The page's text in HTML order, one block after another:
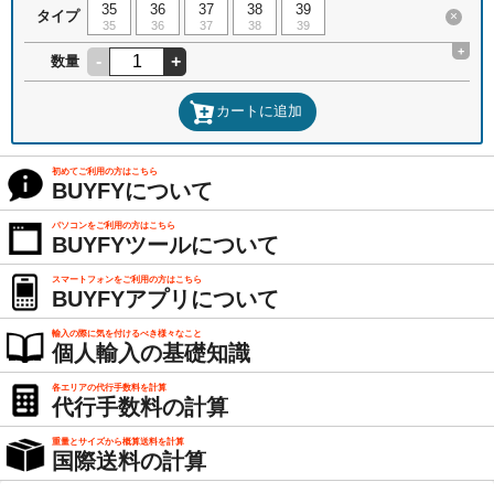
タイプ 35
35
36
36
37
37
38
38
39
39
×
数量 - +
+
カートに追加
初めてご利用の方はこちら
BUYFYについて
パソコンをご利用の方はこちら
BUYFYツールについて
スマートフォンをご利用の方はこちら
BUYFYアプリについて
輸入の際に気を付けるべき様々なこと
個人輸入の基礎知識
各エリアの代行手数料を計算
代行手数料の計算
重量とサイズから概算送料を計算
国際送料の計算